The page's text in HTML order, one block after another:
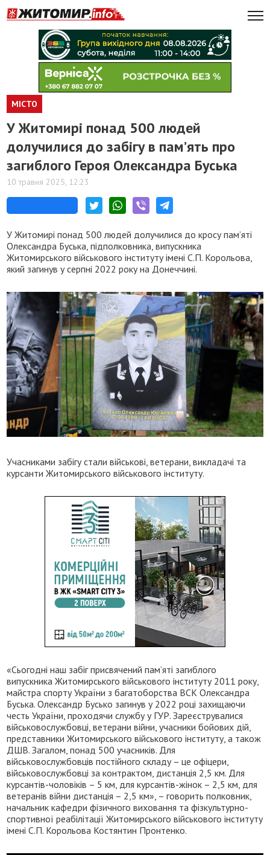
МІСТО
У Житомирі понад 500 людей
долучилися до забігу в пам’ять про
загиблого Героя Олександра Буська
10 травня 2025, 12:23
У Житомирі понад 500 людей долучилися до кросу пам’яті
Олександра Буська, підполковника, випускника
Житомирського військового інституту імені С.П. Корольова,
який загинув у серпні 2022 року на Донеччині.
Учасниками забігу стали військові, ветерани, викладачі та
курсанти Житомирського військового інституту.
«Сьогодні наш забіг присвячений пам’яті загиблого
випускника Житомирського військового інституту 2011 року,
майстра спорту України з багатоборства ВСК Олександра
Буська. Олександр Бусько загинув у 2022 році захищаючи
честь України, проходячи службу у ГУР. Зареєструвалися
військовослужбовці, ветерани війни, учасники бойових дій,
представники Житомирського військового інституту, а також
ДШВ. Загалом, понад 500 учасників. Для
військовослужбовців постійного складу – це офіцери,
військовослужбовці за контрактом, дистанція 2,5 км. Для
курсантів-чоловіків – 5 км, для курсантів-жінок – 2,5 км, для
ветеранів війни дистанція – 2,5 км», – говорить полковник,
начальник кафедри фізичного виховання та фізкультурно-
спортивної реабілітації Житомирського військового інституту
імені С.П. Корольова Костянтин Пронтенко.